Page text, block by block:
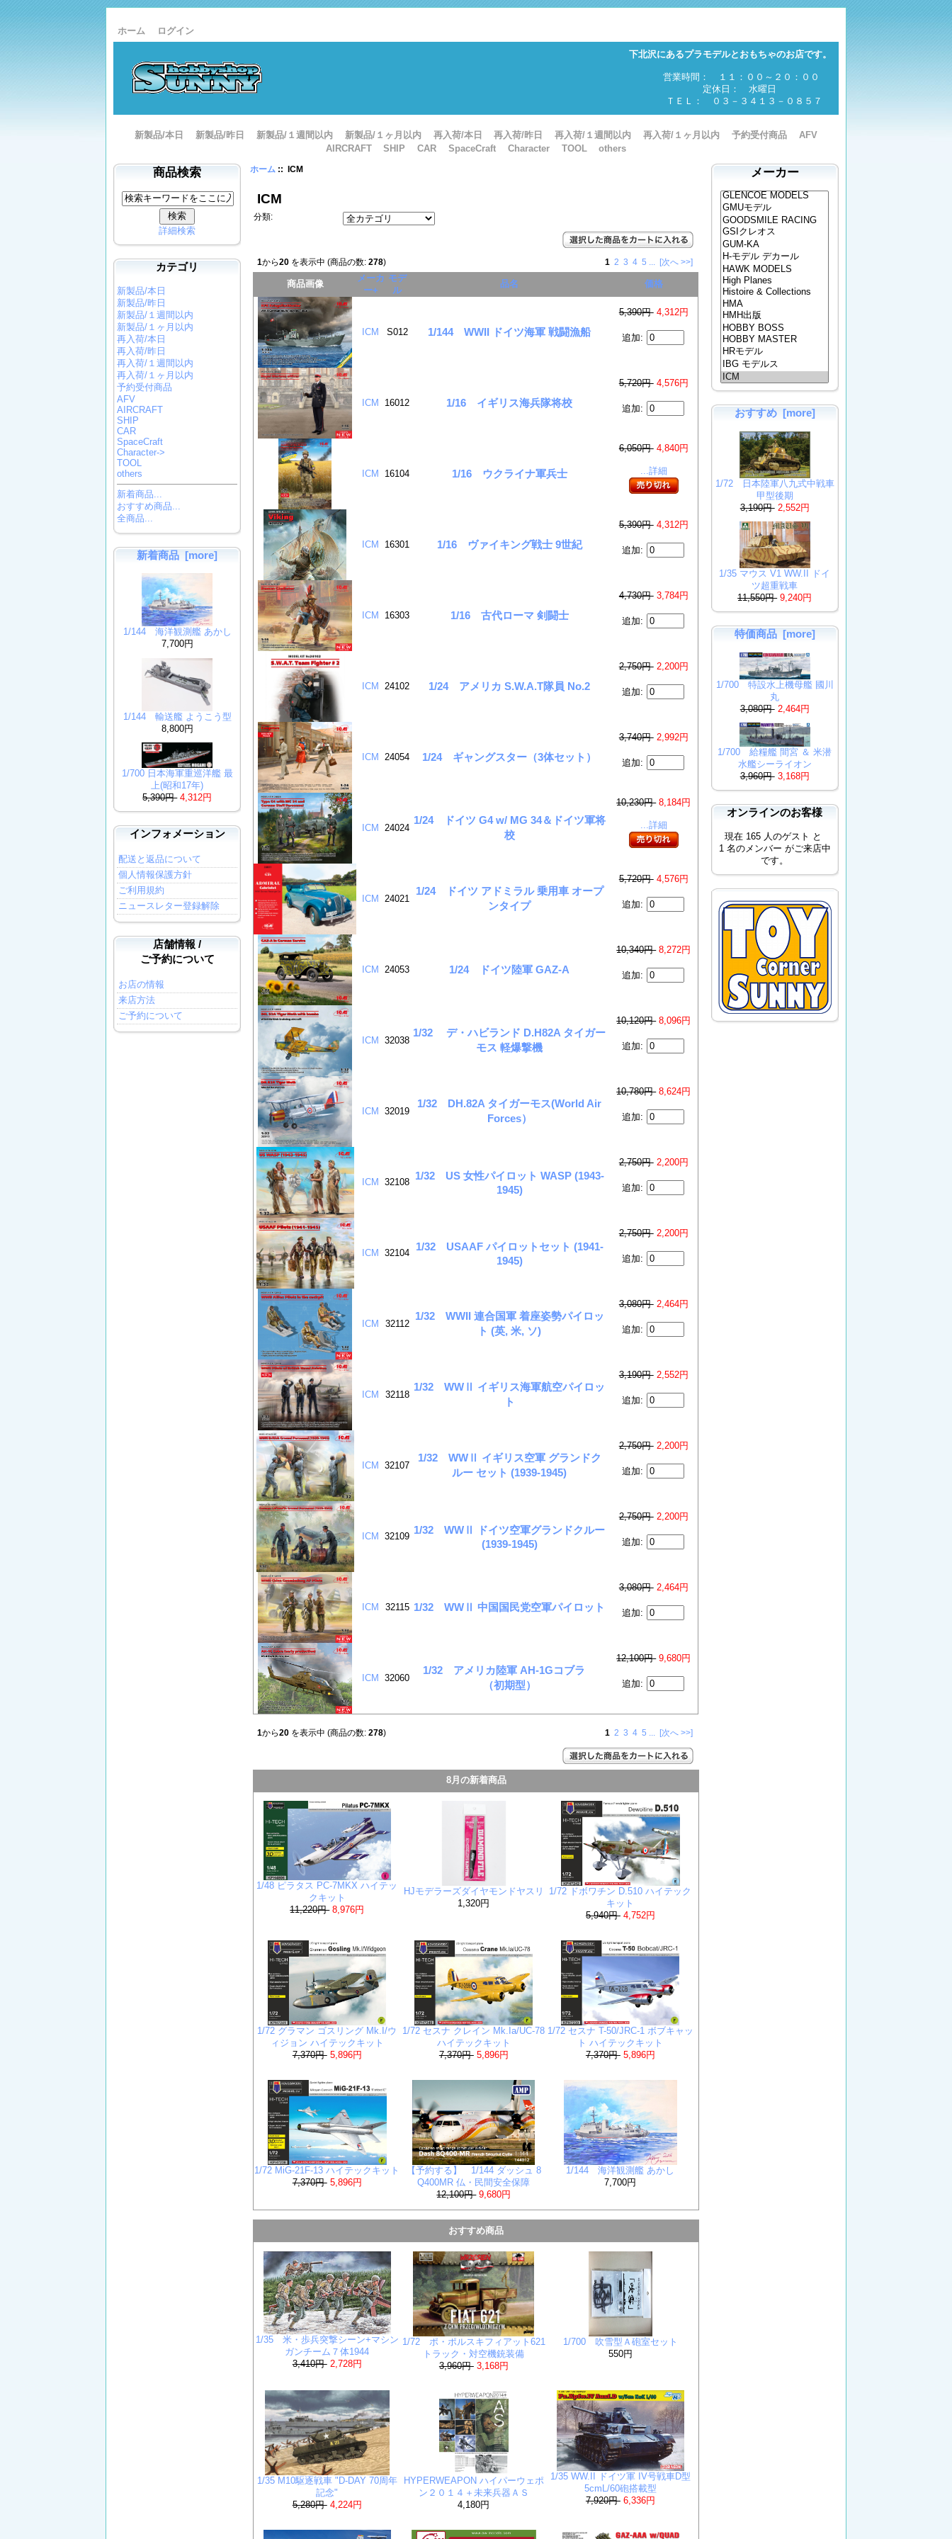
ホーム ログイン
下北沢にあるプラモデルとおもちゃのお店です。
営業時間： １１：００～２０：００
定休日： 水曜日
ＴＥＬ： ０３－３４１３－０８５７
新製品/本日 新製品/昨日 新製品/１週間以内 新製品/１ヶ月以内 再入荷/本日 再入荷/昨日 再入荷/１週間以内 再入荷/１ヶ月以内 予約受付商品
AFV
AIRCRAFT
SHIP CAR SpaceCraft Character TOOL others
商品検索
詳細検索
カテゴリ
新製品/本日
新製品/昨日
新製品/１週間以内
新製品/１ヶ月以内
再入荷/本日
再入荷/昨日
再入荷/１週間以内
再入荷/１ヶ月以内
予約受付商品
AFV
AIRCRAFT
SHIP
CAR
SpaceCraft
Character->
TOOL
others
新着商品...
おすすめ商品...
全商品...
新着商品 [more]
1/144 海洋観測艦 あかし
7,700円
1/144 輸送艦 ようこう型
8,800円
1/700 日本海軍重巡洋艦 最
上(昭和17年)
5,390円 4,312円
インフォメーション
配送と返品について
個人情報保護方針
ご利用規約
ニュースレター登録解除
店舗情報 /
ご予約について
お店の情報
来店方法
ご予約について
ホーム :: ICM
ICM
分類:
1から20を表示中 (商品の数: 278) 1 2 3 4 5 ... [次へ >>]
商品画像
メーカ
ー+
モデ
ル
品名 価格
ICM S012 1/144 WWII ドイツ海軍 戦闘漁船
5,390円 4,312円
追加:
ICM 16012 1/16 イギリス海兵隊将校
5,720円 4,576円
追加:
ICM 16104 1/16 ウクライナ軍兵士
6,050円 4,840円
...詳細
ICM 16301 1/16 ヴァイキング戦士 9世紀
5,390円 4,312円
追加:
ICM 16303 1/16 古代ローマ 剣闘士
4,730円 3,784円
追加:
ICM 24102 1/24 アメリカ S.W.A.T隊員 No.2
2,750円 2,200円
追加:
ICM 24054 1/24 ギャングスター（3体セット）
3,740円 2,992円
追加:
ICM 24024
1/24 ドイツ G4 w/ MG 34＆ドイツ軍将
校
10,230円 8,184円
...詳細
ICM 24021
1/24 ドイツ アドミラル 乗用車 オープ
ンタイプ
5,720円 4,576円
追加:
ICM 24053 1/24 ドイツ陸軍 GAZ-A
10,340円 8,272円
追加:
ICM 32038
1/32 デ・ハビランド D.H82A タイガー
モス 軽爆撃機
10,120円 8,096円
追加:
ICM 32019
1/32 DH.82A タイガーモス(World Air
Forces）
10,780円 8,624円
追加:
ICM 32108
1/32 US 女性パイロット WASP (1943-
1945)
2,750円 2,200円
追加:
ICM 32104
1/32 USAAF パイロットセット (1941-
1945)
2,750円 2,200円
追加:
ICM 32112
1/32 WWII 連合国軍 着座姿勢パイロッ
ト (英, 米, ソ)
3,080円 2,464円
追加:
ICM 32118
1/32 WWⅡ イギリス海軍航空パイロッ
ト
3,190円 2,552円
追加:
ICM 32107
1/32 WWⅡ イギリス空軍 グランドク
ルー セット (1939-1945)
2,750円 2,200円
追加:
ICM 32109
1/32 WWⅡ ドイツ空軍グランドクルー
(1939-1945)
2,750円 2,200円
追加:
ICM 32115 1/32 WWⅡ 中国国民党空軍パイロット
3,080円 2,464円
追加:
ICM 32060
1/32 アメリカ陸軍 AH-1Gコブラ
（初期型）
12,100円 9,680円
追加:
1から20を表示中 (商品の数: 278) 1 2 3 4 5 [次へ >>]
8月の新着商品
1/48 ピラタス PC-7MKX ハイテッ
クキット
11,220円 8,976円
HJモデラーズダイヤモンドヤスリ
1,320円
1/72 ドボワチン D.510 ハイテック
キット
5,940円 4,752円
1/72 グラマン ゴスリング Mk.I/ウ
ィジョン ハイテックキット
7,370円 5,896円
1/72 セスナ クレイン Mk.Ia/UC-78
ハイテックキット
7,370円 5,896円
1/72 セスナ T-50/JRC-1 ボブキャッ
ト ハイテックキット
7,370円 5,896円
1/72 MiG-21F-13 ハイテックキット
7,370円 5,896円
【予約する】 1/144 ダッシュ 8
Q400MR 仏・民間安全保障
12,100円 9,680円
1/144 海洋観測艦 あかし
7,700円
おすすめ商品
1/35 米・歩兵突撃シーン+マシン
ガンチーム７体1944
3,410円 2,728円
1/72 ポ・ポルスキフィアット621
トラック・対空機銃装備
3,960円 3,168円
1/700 吹雪型Ａ砲室セット
550円
1/35 M10駆逐戦車 "D-DAY 70周年
記念"
5,280円 4,224円
HYPERWEAPON ハイパーウェポ
ン２０１４＋未来兵器ＡＳ
4,180円
1/35 WW.II ドイツ軍 IV号戦車D型
5cmL/60砲搭載型
7,920円 6,336円
メーカー
おすすめ [more]
1/72 日本陸軍八九式中戦車
甲型後期
3,190円 2,552円
1/35 マウス V1 WW.II ドイ
ツ超重戦車
11,550円 9,240円
特価商品 [more]
1/700 特設水上機母艦 國川
丸
3,080円 2,464円
1/700 給糧艦 間宮 ＆ 米潜
水艦シーライオン
3,960円 3,168円
オンラインのお客様
現在 165 人のゲスト と
1 名のメンバー がご来店中
です。